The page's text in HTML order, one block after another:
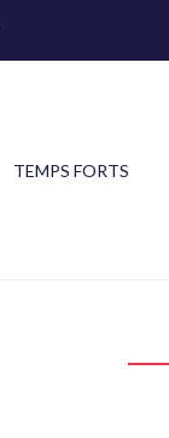
TEMPS FORTS